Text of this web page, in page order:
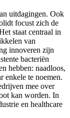
uitdagingen. Ook
focust zich de
staat centraal in
van
innoveren zijn
bacteriën
hebben: naadloos,
enkele te noemen.
mee over
kan worden. In
en healthcare